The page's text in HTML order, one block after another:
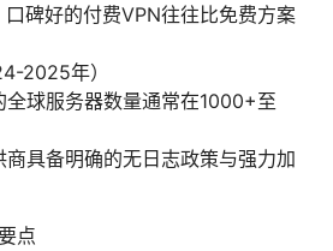
碑好的付费VPN往往比免费方案
2025年）
全球服务器数量通常在1000+至
商具备明确的无日志政策与强力加
点